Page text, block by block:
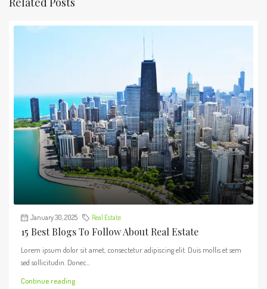
January 30, 2025 Real Estate
15 Best Blogs To Follow About Real Estate
Lorem ipsum dolor sit amet, consectetur adipiscing elit. Duis mollis et sem
sed sollicitudin. Donec...
Continue reading